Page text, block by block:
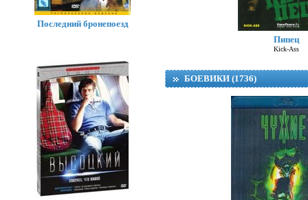
Пипец
Kick-Ass
БОЕВИКИ (1736)
Последний бронепоезд